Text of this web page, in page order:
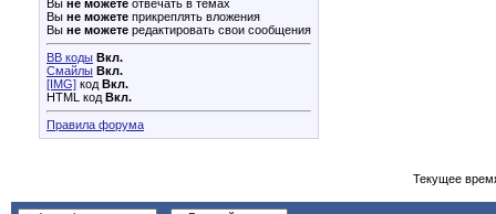
Вы не можете отвечать в темах
Вы не можете прикреплять вложения
Вы не можете редактировать свои сообщения
BB коды Вкл.
Смайлы Вкл.
[IMG] код Вкл.
HTML код Вкл.
Правила форума
Текущее